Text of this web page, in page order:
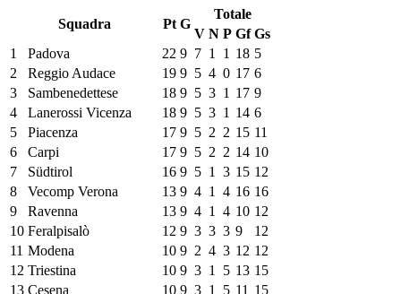
Squadra Pt G
Totale
V N P Gf Gs
1
Padova 22 9 7 1 1 18 5
2
Reggio Audace 19 9 5 4 0 17 6
3
Sambenedettese 18 9 5 3 1 17 9
4
Lanerossi Vicenza 18 9 5 3 1 14 6
5
Piacenza 17 9 5 2 2 15 11
6
Carpi 17 9 5 2 2 14 10
7
Südtirol 16 9 5 1 3 15 12
8
Vecomp Verona 13 9 4 1 4 16 16
9
Ravenna 13 9 4 1 4 10 12
10 Feralpisalò 12 9 3 3 3 9
12
11 Modena 10 9 2 4 3 12 12
12 Triestina 10 9 3 1 5 13 15
13 Cesena 10 9 3 1 5 11 15